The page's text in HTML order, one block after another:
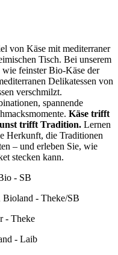
von Käse mit mediterraner
Tisch. Bei unserem
feinster Bio-Käse der
Delikatessen von
verschmilzt.
spannende
Käse trifft
trifft Tradition. Lernen
Herkunft, die Traditionen
– und erleben Sie, wie
stecken kann.